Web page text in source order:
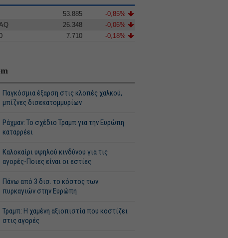
53.885
-0,85%
26.348
-0,06%
7.710 -0,18%
Παγκόσμια έξαρση στις κλοπές χαλκού,
μπίζνες δισεκατομμυρίων
Ράχμαν: Το σχέδιο Τραμπ για την Ευρώπη
καταρρέει
Καλοκαίρι υψηλού κινδύνου για τις
αγορές-Ποιες είναι οι εστίες
Πάνω από 3 δισ. το κόστος των
πυρκαγιών στην Ευρώπη
Τραμπ: Η χαμένη αξιοπιστία που κοστίζει
στις αγορές